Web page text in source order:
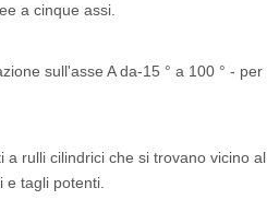
a cinque assi.
sull'asse A da-15 ° a 100 ° - per
rulli cilindrici che si trovano vicino al
tagli potenti.